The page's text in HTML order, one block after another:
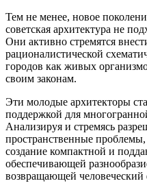
Тем не менее, новое
советская архитектура не
Они активно стремятся
рационалистической
городов как живых
своим законам.
Эти молодые архитекторы
поддержкой для
Анализируя и стремясь
пространственные
создание компактной и
обеспечивающей
возвращающей человеческий